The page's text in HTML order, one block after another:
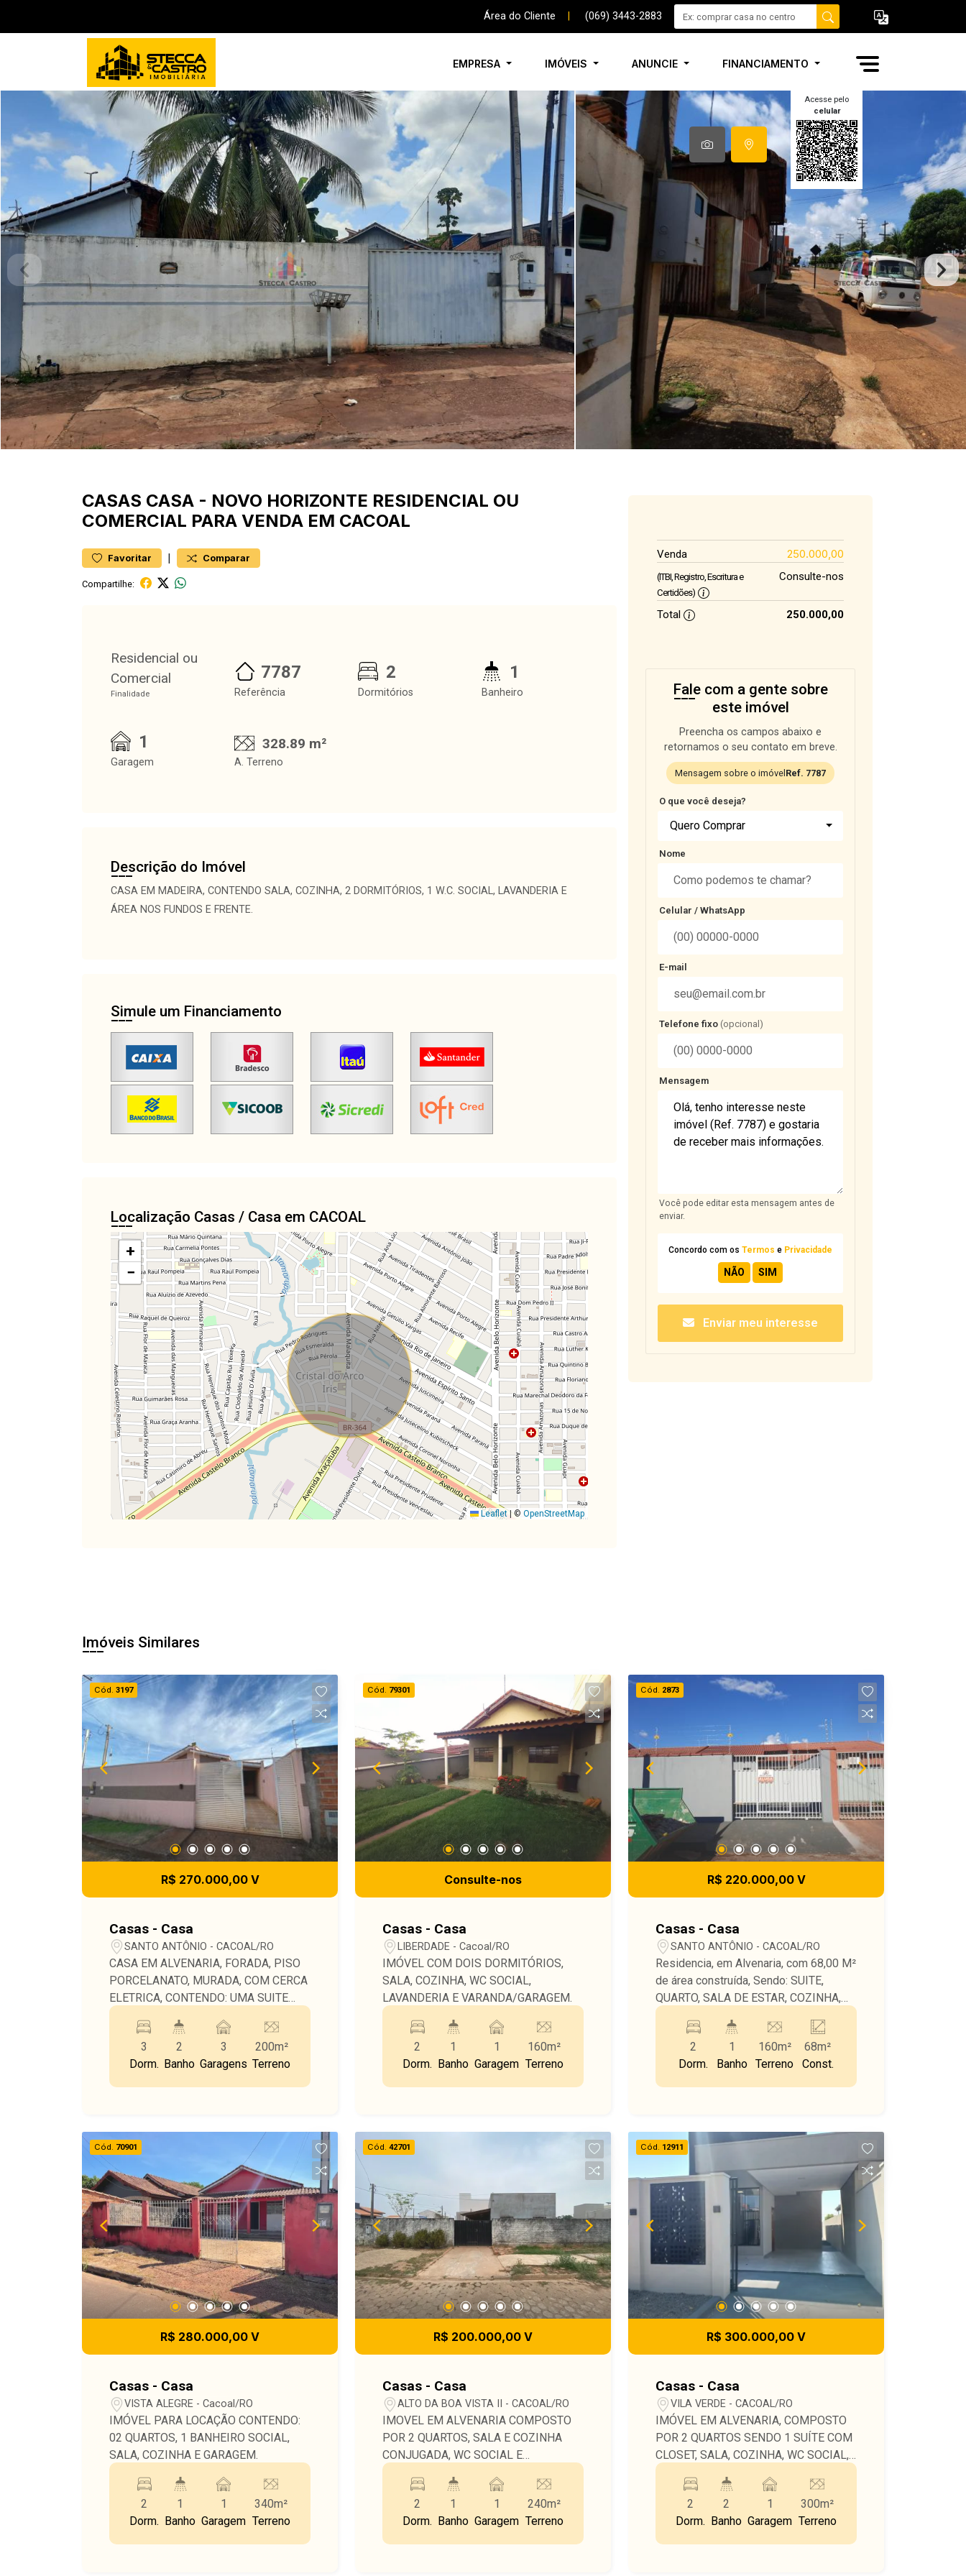
Área do Cliente (069) 3443-2883
EMPRESA IMÓVEIS ANUNCIE FINANCIAMENTO
Acesse pelo
celular
CASAS CASA - NOVO HORIZONTE RESIDENCIAL OU
COMERCIAL PARA VENDA EM CACOAL
Favoritar | Comparar
Compartilhe:
Residencial ou
Comercial
Finalidade
7787
Referência
2
Dormitórios
1
Banheiro
1
Garagem
328.89 m²
A. Terreno
Descrição do Imóvel
CASA EM MADEIRA, CONTENDO SALA, COZINHA, 2 DORMITÓRIOS, 1 W.C. SOCIAL, LAVANDERIA E
ÁREA NOS FUNDOS E FRENTE.
Simule um Financiamento
Localização Casas / Casa em CACOAL
+
−
Leaflet |© OpenStreetMap
Venda 250.000,00
(ITBI, Registro, Escritura e
Certidões)
Consulte-nos
Total 250.000,00
Fale com a gente sobre
este imóvel
Preencha os campos abaixo e
retornamos o seu contato em breve.
Mensagem sobre o imóvel Ref. 7787
O que você deseja?
Quero Comprar
Nome
Celular / WhatsApp
E-mail
Telefone fixo (opcional)
Mensagem
Você pode editar esta mensagem antes de
enviar.
Concordo com os Termos e Privacidade
Enviar meu interesse
Imóveis Similares
Cód. 3197
R$ 270.000,00 V
Casas - Casa
SANTO ANTÔNIO - CACOAL/RO
CASA EM ALVENARIA, FORADA, PISO
PORCELANATO, MURADA, COM CERCA
ELETRICA, CONTENDO: UMA SUITE
MAIS DOIS DORMITORIO, SALA,
COZINHA, DOIS BANHEIRO, FOSSO DE
LUZ, GARAGEM COBERTA PARA UM
CARRO, MAIS TRES VAGAS SEM
COBERTURA, LOCALIDADE EXCELENTE
FACULDADE UNESC.
3
Dorm.
2
Banho
3
Garagens
200m²
Terreno
Cód. 79301
Consulte-nos
Casas - Casa
LIBERDADE - Cacoal/RO
IMÓVEL COM DOIS DORMITÓRIOS,
SALA, COZINHA, WC SOCIAL,
LAVANDERIA E VARANDA/GARAGEM.
2
Dorm.
1
Banho
1
Garagem
160m²
Terreno
Cód. 2873
R$ 220.000,00 V
Casas - Casa
SANTO ANTÔNIO - CACOAL/RO
Residencia, em Alvenaria, com 68,00 M²
de área construída, Sendo: SUITE,
QUARTO, SALA DE ESTAR, COZINHA,
BWC, ÁREA DE SERVIÇO, Terreno
medindo 8,00 Mts x 20,00 Mts (160,00
M²). PORTÃO ELETRÔNICO.
2
Dorm.
1
Banho
160m²
Terreno
68m²
Const.
Cód. 70901
R$ 280.000,00 V
Casas - Casa
VISTA ALEGRE - Cacoal/RO
IMÓVEL PARA LOCAÇÃO CONTENDO:
02 QUARTOS, 1 BANHEIRO SOCIAL,
SALA, COZINHA E GARAGEM.
2
Dorm.
1
Banho
1
Garagem
340m²
Terreno
Cód. 42701
R$ 200.000,00 V
Casas - Casa
ALTO DA BOA VISTA II - CACOAL/RO
IMOVEL EM ALVENARIA COMPOSTO
POR 2 QUARTOS, SALA E COZINHA
CONJUGADA, WC SOCIAL E
LAVANDERIA
2
Dorm.
1
Banho
1
Garagem
240m²
Terreno
Cód. 12911
R$ 300.000,00 V
Casas - Casa
VILA VERDE - CACOAL/RO
IMÓVEL EM ALVENARIA, COMPOSTO
POR 2 QUARTOS SENDO 1 SUÍTE COM
CLOSET, SALA, COZINHA, WC SOCIAL,
TODA NO GESSO, PORTÃO
ELETRÔNICO, CONTEM 4 METROS NO
FUNDO PODENDO AMPLIAR.
2
Dorm.
2
Banho
1
Garagem
300m²
Terreno